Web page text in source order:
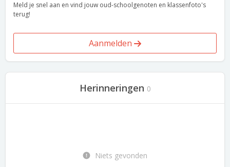
Meld je snel aan en vind jouw oud-schoolgenoten en klassenfoto's
terug!
Aanmelden
Herinneringen 0
Niets gevonden